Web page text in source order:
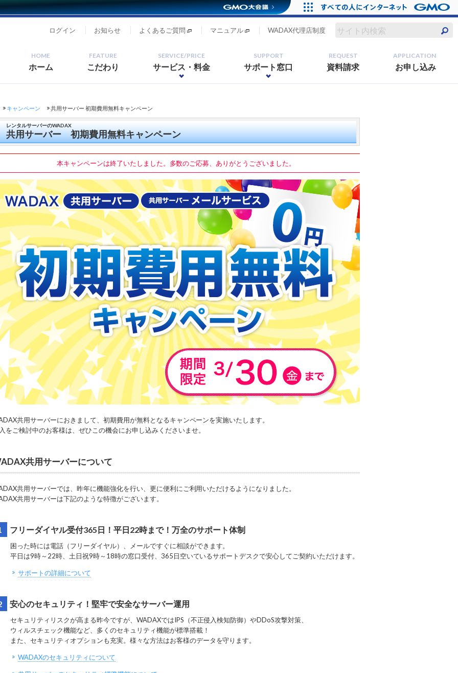
HOME
ホーム
FEATURE
こだわり
SERVICE/PRICE
サービス・料金
SUPPORT
サポート窓口
REQUEST
資料請求
APPLICATION
お申し込み
ログイン お知らせ よくあるご質問 マニュアル WADAX代理店制度
キャンペーン 共用サーバー 初期費用無料キャンペーン
レンタルサーバーのWADAX
共用サーバー 初期費用無料キャンペーン
本キャンペーンは終了いたしました。多数のご応募、ありがとうございました。
共用サーバーにおきまして、初期費用が無料となるキャンペーンを実施いたします。
をご検討中のお客様は、ぜひこの機会にお申し込みくださいませ。
共用サーバーについて
共用サーバーでは、昨年に機能強化を行い、更に便利にご利用いただけるようになりました。
共用サーバーは下記のような特徴がございます。
フリーダイヤル受付365日！平日22時まで！万全のサポート体制
困った時には電話（フリーダイヤル）、メールですぐに相談ができます。
平日は9時～22時、土日祝9時～18時の窓口受付、365日空いているサポートデスクで安心してご契約いただけます。
サポートの詳細について
安心のセキュリティ！堅牢で安全なサーバー運用
セキュリティリスクが高まる昨今ですが、WADAXではIPS（不正侵入検知防御）やDDoS攻撃対策、
ウィルスチェック機能など、多くのセキュリティ機能が標準搭載！
また、セキュリティオプションも充実。様々な方法はお客様のデータを守ります。
WADAXのセキュリティについて